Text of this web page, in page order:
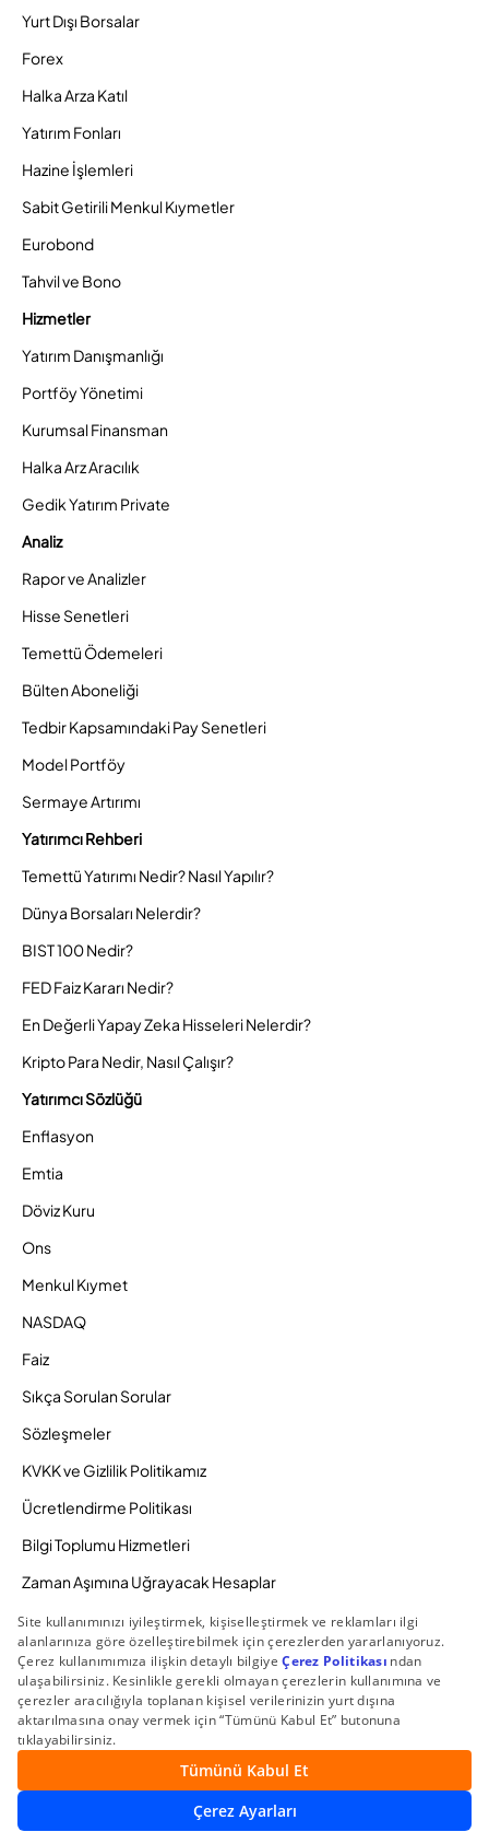
Yurt Dışı Borsalar
Forex
Halka Arza Katıl
Yatırım Fonları
Hazine İşlemleri
Sabit Getirili Menkul Kıymetler
Eurobond
Tahvil ve Bono
Hizmetler
Yatırım Danışmanlığı
Portföy Yönetimi
Kurumsal Finansman
Halka Arz Aracılık
Gedik Yatırım Private
Analiz
Rapor ve Analizler
Hisse Senetleri
Temettü Ödemeleri
Bülten Aboneliği
Tedbir Kapsamındaki Pay Senetleri
Model Portföy
Sermaye Artırımı
Yatırımcı Rehberi
Temettü Yatırımı Nedir? Nasıl Yapılır?
Dünya Borsaları Nelerdir?
BIST 100 Nedir?
FED Faiz Kararı Nedir?
En Değerli Yapay Zeka Hisseleri Nelerdir?
Kripto Para Nedir, Nasıl Çalışır?
Yatırımcı Sözlüğü
Enflasyon
Emtia
Döviz Kuru
Ons
Menkul Kıymet
NASDAQ
Faiz
Sıkça Sorulan Sorular
Sözleşmeler
KVKK ve Gizlilik Politikamız
Ücretlendirme Politikası
Bilgi Toplumu Hizmetleri
Zaman Aşımına Uğrayacak Hesaplar
Duyurular ve Kampanyalar
© 2026 Gedik Yatırım Menkul Değerler AŞ. Tüm Hakları